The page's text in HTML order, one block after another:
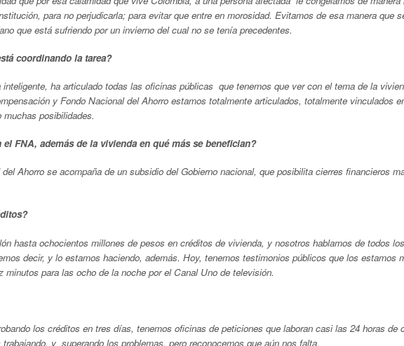
para no perjudicarla; para evitar que entre en morosidad. Evitamos de esa manera que
que está sufriendo por un invierno del cual no se tenía precedentes.
coordinando la tarea?
ha articulado todas las oficinas públicas que tenemos que ver con el tema de la
y Fondo Nacional del Ahorro estamos totalmente articulados, totalmente vinculados
posibilidades.
FNA, además de la vivienda en qué más se benefician?
Ahorro se acompaña de un subsidio del Gobierno nacional, que posibilita cierres financieros
hasta ochocientos millones de pesos en créditos de vivienda, y nosotros hablamos de todos
decir, y lo estamos haciendo, además. Hoy, tenemos testimonios públicos que los estamos
para las ocho de la noche por el Canal Uno de televisión.
los créditos en tres días, tenemos oficinas de peticiones que laboran casi las 24 horas de
y superando los problemas, pero reconocemos que aún nos falta.